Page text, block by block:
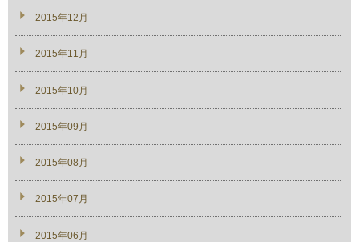
2015年12月
2015年11月
2015年10月
2015年09月
2015年08月
2015年07月
2015年06月